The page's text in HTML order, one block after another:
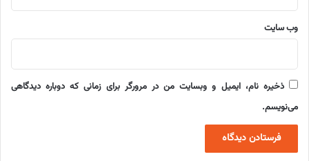
وب‌ سایت
ذخیره نام، ایمیل و وبسایت من در مرورگر برای زمانی که دوباره دیدگاهی
می‌نویسم.